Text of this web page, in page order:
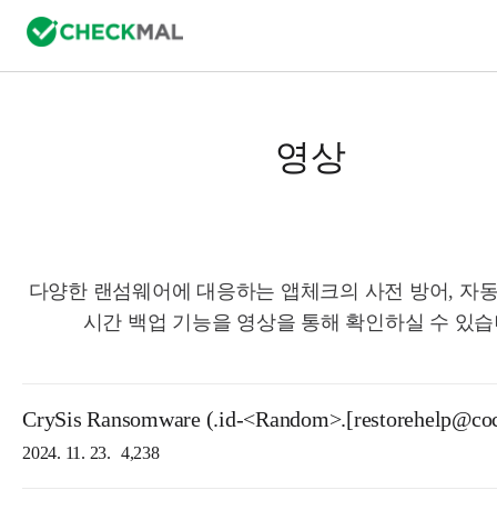
영상
다양한 랜섬웨어에 대응하는 앱체크의 사전 방어, 자
시간 백업 기능을 영상을 통해 확인하실 수 있
CrySis Ransomware (.id-
2024. 11. 23. 4,238